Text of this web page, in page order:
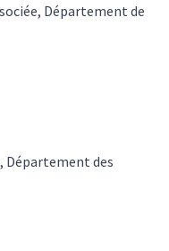
Département de
des